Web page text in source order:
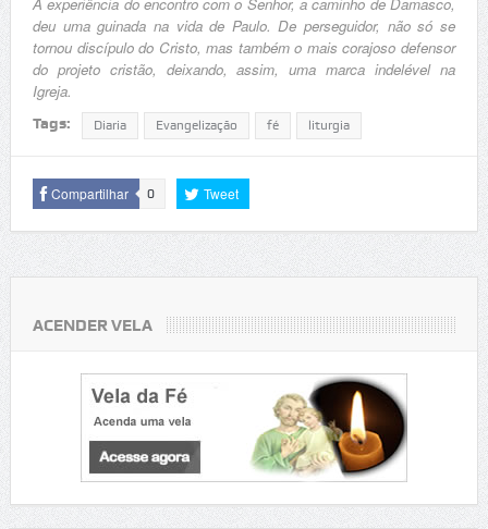
deu uma guinada na vida de Paulo. De perseguidor, não só se
tornou discípulo do Cristo, mas também o mais corajoso defensor
do projeto cristão, deixando, assim, uma marca indelével na
Igreja.
Tags: Diaria Evangelização fé liturgia
Compartilhar 0 Tweet
ACENDER VELA